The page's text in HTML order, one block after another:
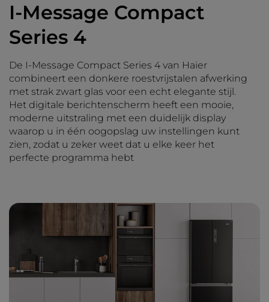
I-Message Compact
Series 4
De I-Message Compact Series 4 van Haier
combineert een donkere roestvrijstalen afwerking
met strak zwart glas voor een echt elegante stijl.
Het digitale berichtenscherm heeft een mooie,
moderne uitstraling met een duidelijk display
waarop u in één oogopslag uw instellingen kunt
zien, zodat u zeker weet dat u elke keer het
perfecte programma hebt